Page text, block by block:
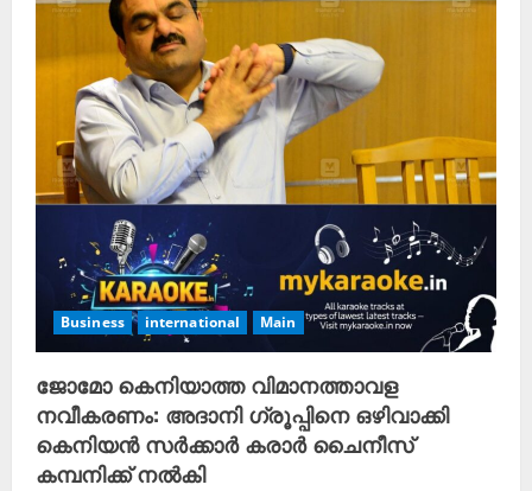
Business international Main
ജോമോ കെനിയാത്ത വിമാനത്താവള
നവീകരണം: അദാനി ഗ്രൂപ്പിനെ ഒഴിവാക്കി
കെനിയൻ സർക്കാർ കരാർ ചൈനീസ്
കമ്പനിക്ക് നൽകി